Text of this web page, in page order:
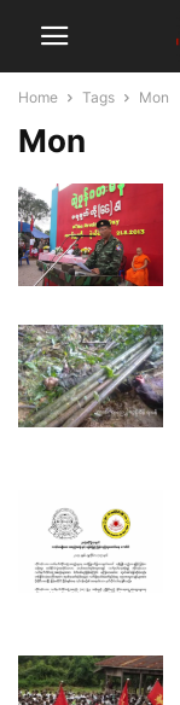
Home Tags Mon
Mon